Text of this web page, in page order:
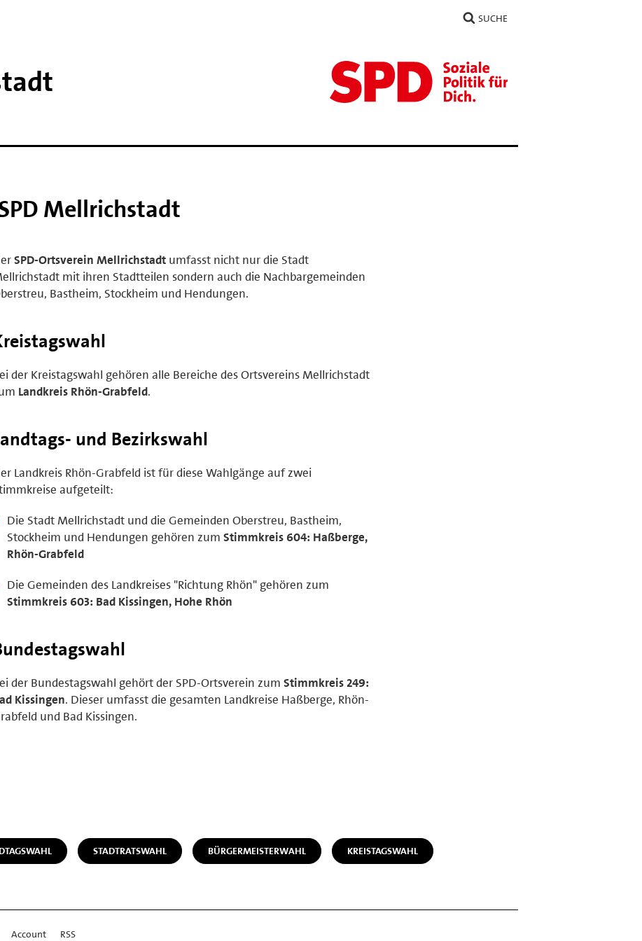
SUCHE
Mellrichstadt
SPD-Ortsverein Mellrichstadt umfasst nicht nur die Stadt
mit ihren Stadtteilen sondern auch die Nachbargemeinden
Bastheim, Stockheim und Hendungen.
der Kreistagswahl gehören alle Bereiche des Ortsvereins Mellrichstadt
Landkreis Rhön-Grabfeld.
und Bezirkswahl
Landkreis Rhön-Grabfeld ist für diese Wahlgänge auf zwei
aufgeteilt:
Die Stadt Mellrichstadt und die Gemeinden Oberstreu, Bastheim,
Stockheim und Hendungen gehören zumStimmkreis 604: Haßberge,
Rhön-Grabfeld
Die Gemeinden des Landkreises "Richtung Rhön" gehören zum
Stimmkreis 603: Bad Kissingen, Hohe Rhön
der Bundestagswahl gehört der SPD-Ortsverein zum Stimmkreis 249:
Kissingen. Dieser umfasst die gesamten Landkreise Haßberge, Rhön-
und Bad Kissingen.
STADTRATSWAHL BÜRGERMEISTERWAHL KREISTAGSWAHL
Account RSS